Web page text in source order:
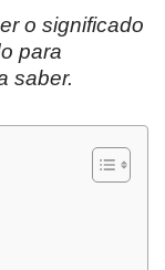
o significado
para
saber.